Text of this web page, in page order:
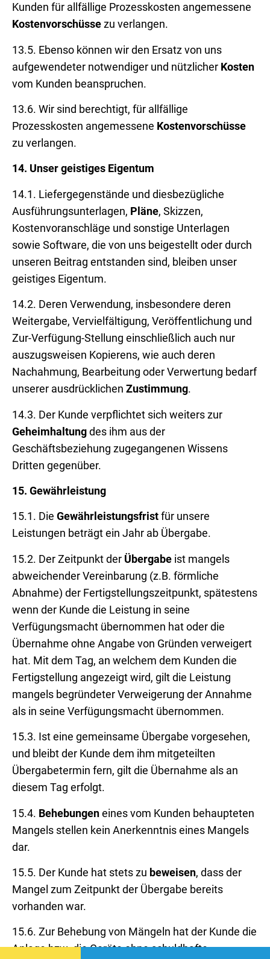
Kunden für allfällige Prozesskosten angemessene
Kostenvorschüsse zu verlangen.
13.5. Ebenso können wir den Ersatz von uns
aufgewendeter notwendiger und nützlicher Kosten
vom Kunden beanspruchen.
13.6. Wir sind berechtigt, für allfällige
Prozesskosten angemessene Kostenvorschüsse
zu verlangen.
14. Unser geistiges Eigentum
14.1. Liefergegenstände und diesbezügliche
Ausführungsunterlagen, Pläne, Skizzen,
Kostenvoranschläge und sonstige Unterlagen
sowie Software, die von uns beigestellt oder durch
unseren Beitrag entstanden sind, bleiben unser
geistiges Eigentum.
14.2. Deren Verwendung, insbesondere deren
Weitergabe, Vervielfältigung, Veröffentlichung und
Zur-Verfügung-Stellung einschließlich auch nur
auszugsweisen Kopierens, wie auch deren
Nachahmung, Bearbeitung oder Verwertung bedarf
unserer ausdrücklichen Zustimmung.
14.3. Der Kunde verpflichtet sich weiters zur
Geheimhaltung des ihm aus der
Geschäftsbeziehung zugegangenen Wissens
Dritten gegenüber.
15. Gewährleistung
15.1. Die Gewährleistungsfrist für unsere
Leistungen beträgt ein Jahr ab Übergabe.
15.2. Der Zeitpunkt der Übergabe ist mangels
abweichender Vereinbarung (z.B. förmliche
Abnahme) der Fertigstellungszeitpunkt, spätestens
wenn der Kunde die Leistung in seine
Verfügungsmacht übernommen hat oder die
Übernahme ohne Angabe von Gründen verweigert
hat. Mit dem Tag, an welchem dem Kunden die
Fertigstellung angezeigt wird, gilt die Leistung
mangels begründeter Verweigerung der Annahme
als in seine Verfügungsmacht übernommen.
15.3. Ist eine gemeinsame Übergabe vorgesehen,
und bleibt der Kunde dem ihm mitgeteilten
Übergabetermin fern, gilt die Übernahme als an
diesem Tag erfolgt.
15.4. Behebungen eines vom Kunden behaupteten
Mangels stellen kein Anerkenntnis eines Mangels
dar.
15.5. Der Kunde hat stets zu beweisen, dass der
Mangel zum Zeitpunkt der Übergabe bereits
vorhanden war.
15.6. Zur Behebung von Mängeln hat der Kunde die
Anlage bzw. die Geräte ohne schuldhafte